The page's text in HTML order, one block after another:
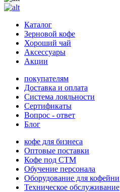
Каталог
Зерновой кофе
Хороший чай
Аксессуары
Акции
покупателям
Доставка и оплата
Система лояльности
Сертификаты
Вопрос - ответ
Блог
кофе для бизнеса
Оптовые поставки
Кофе под СТМ
Обучение персонала
Оборудование для кофейни
Техническое обслуживание